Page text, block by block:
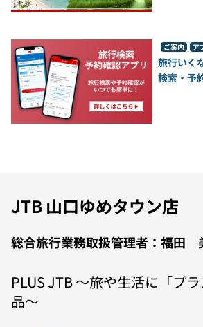
ご案内 ア
旅行いく
検索・予
JTB 山口ゆめタウン店
総合旅行業務取扱管理者：福田
PLUS JTB 〜旅や生活に「プ
品〜